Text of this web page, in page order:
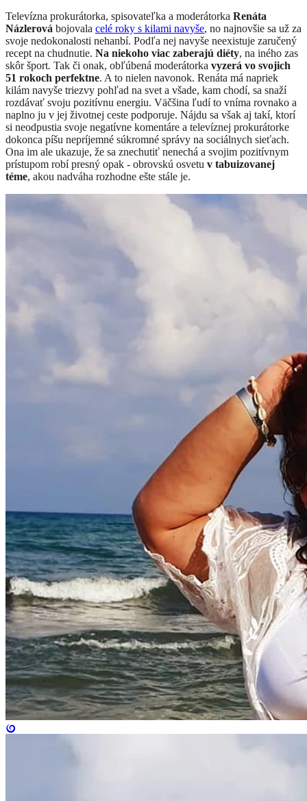
Televízna prokurátorka, spisovateľka a moderátorka Renáta
Názlerová bojovala celé roky s kilami navyše, no najnovšie sa už za
svoje nedokonalosti nehanbí. Podľa nej navyše neexistuje zaručený
recept na chudnutie. Na niekoho viac zaberajú diéty, na iného zas
skôr šport. Tak či onak, obľúbená moderátorka vyzerá vo svojich
51 rokoch perfektne. A to nielen navonok. Renáta má napriek
kilám navyše triezvy pohľad na svet a všade, kam chodí, sa snaží
rozdávať svoju pozitívnu energiu. Väčšina ľudí to vníma rovnako a
naplno ju v jej životnej ceste podporuje. Nájdu sa však aj takí, ktorí
si neodpustia svoje negatívne komentáre a televíznej prokurátorke
dokonca píšu nepríjemné súkromné správy na sociálnych sieťach.
Ona im ale ukazuje, že sa znechutiť nenechá a svojim pozitívnym
prístupom robí presný opak - obrovskú osvetu v tabuizovanej
téme, akou nadváha rozhodne ešte stále je.